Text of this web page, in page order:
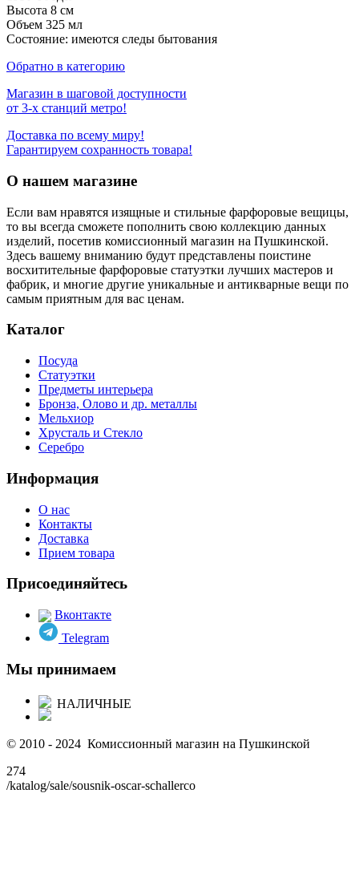
Высота 8 см
Объем 325 мл
Состояние: имеются следы бытования
Обратно в категорию
Магазин в шаговой доступности
от 3-х станций метро!
Доставка по всему миру!
Гарантируем сохранность товара!
О нашем магазине
Если вам нравятся изящные и стильные фарфоровые вещицы,
то вы всегда сможете пополнить свою коллекцию данных
изделий, посетив комиссионный магазин на Пушкинской.
Здесь вашему вниманию будут представлены поистине
восхитительные фарфоровые статуэтки лучших мастеров и
фабрик, и многие другие уникальные и антикварные вещи по
самым приятным для вас ценам.
Каталог
Посуда
Статуэтки
Предметы интерьера
Бронза, Олово и др. металлы
Мельхиор
Хрусталь и Стекло
Серебро
Информация
О нас
Контакты
Доставка
Прием товара
Присоединяйтесь
Вконтакте
Telegram
Мы принимаем
НАЛИЧНЫЕ
© 2010 - 2024 Комиссионный магазин на Пушкинской
274
/katalog/sale/sousnik-oscar-schallerco